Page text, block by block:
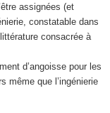
assignées (et
constatable dans
consacrée à
d’angoisse pour les
même que l’ingénierie